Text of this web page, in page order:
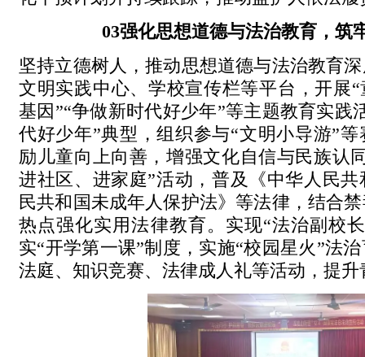
03强化思想道德与法治教育，筑
坚持立德树人，推动思想道德与法治教育
文明实践中心、学校宣传栏等平台，开展
基因”“争做新时代好少年”等主题教育实践
代好少年”典型，组织参与“文明小导游”
励儿童向上向善，增强文化自信与民族认
进社区、进家庭”活动，普及《中华人民
民共和国未成年人保护法》等法律，结合
热点强化实用法律教育。实现“法治副校
实“开学第一课”制度，实施“校园星火”法
法庭、知识竞赛、法律成人礼等活动，提